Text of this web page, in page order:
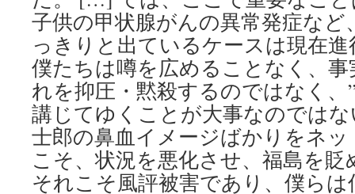
子供の甲状腺がんの異常発症な
っきりと出ているケースは現在
僕たちは噂を広めることなく、
れを抑圧・黙殺するのではなく、
講じてゆくことが大事なのでは
士郎の鼻血イメージばかりをネ
こそ、状況を悪化させ、福島を
それこそ風評被害であり、僕ら